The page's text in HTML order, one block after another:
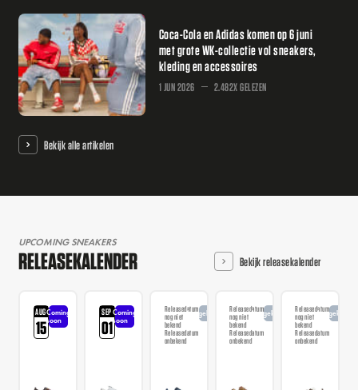
Coca-Cola en Adidas komen op 6 juni
met grote WK-collectie vol sneakers,
kleding en accessoires
1 JUN 2026 2.482X GELEZEN
Bekijk alle artikelen
UPCOMING SNEAKERS
RELEASEKALENDER Bekijk releasekalender
AUG
15
Coming
soon
SEP
01
Coming
soon
Releasedatum
nog niet
bekend
Releasedatum
onbekend
AangekondigdReleasedatum
nog niet
bekend
Releasedatum
onbekend
AangekondigdReleasedatum
nog niet
bekend
Releasedatum
onbekend